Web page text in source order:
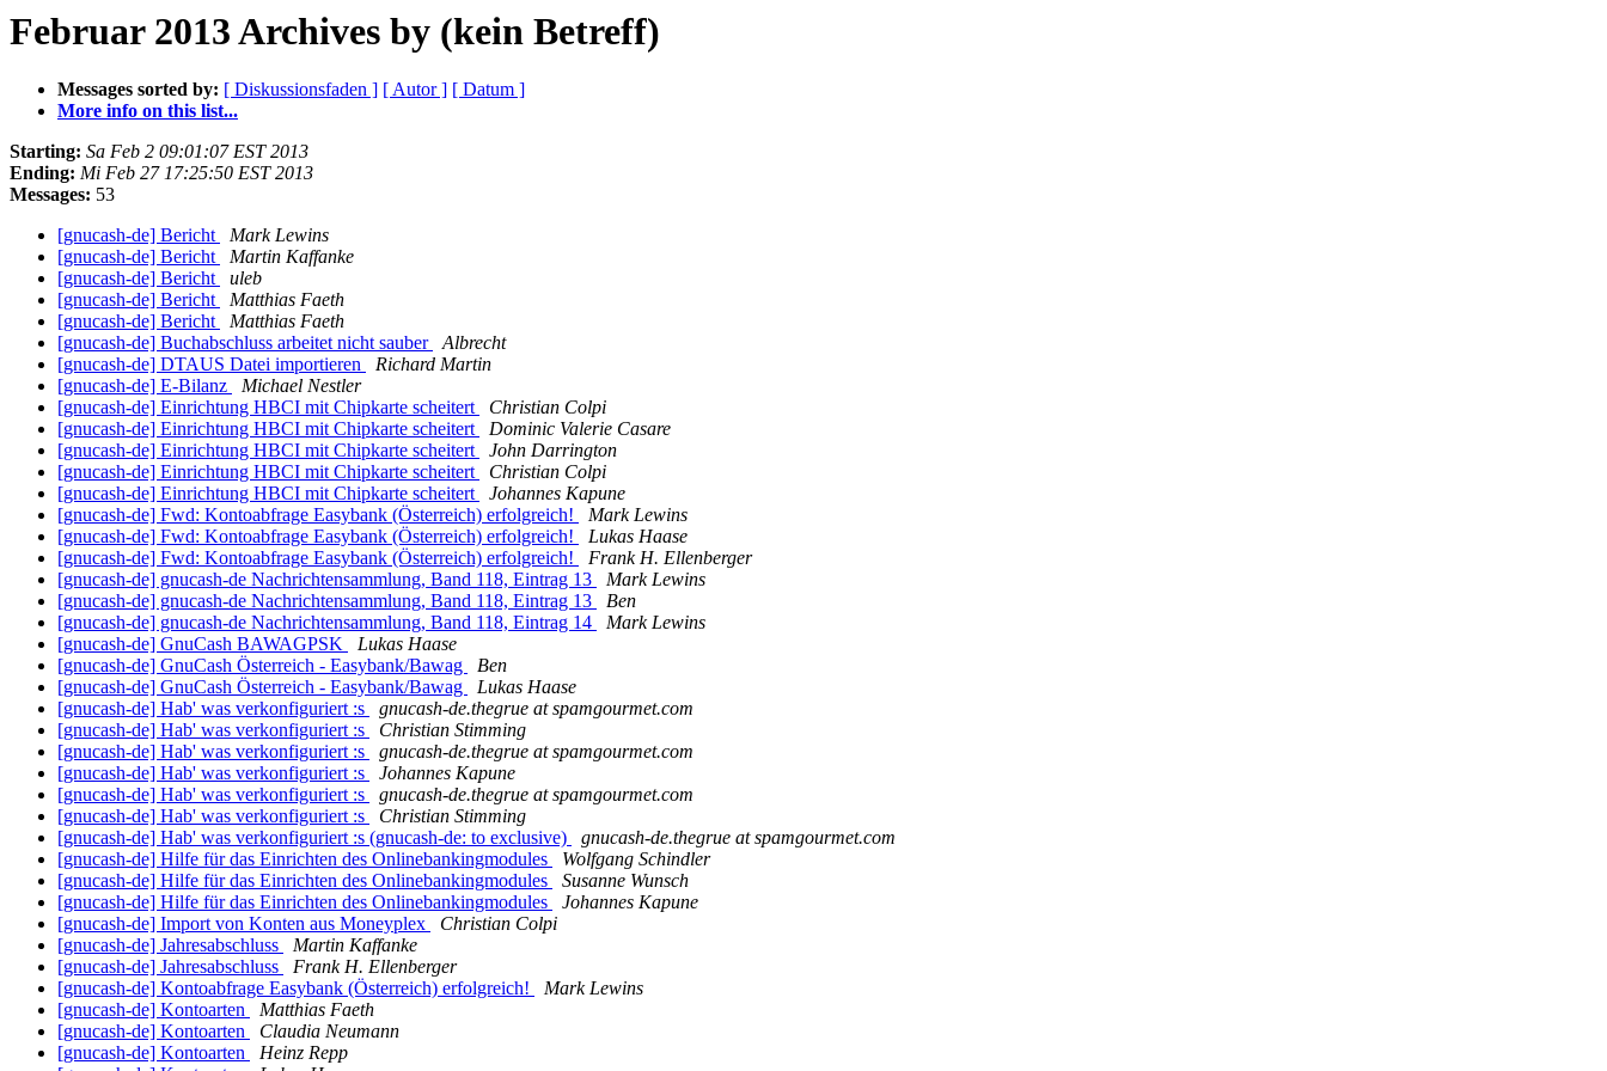
Februar 2013 Archives by (kein Betreff)
Messages sorted by: [ Diskussionsfaden ] [ Autor ] [ Datum ]
More info on this list...
Starting: Sa Feb 2 09:01:07 EST 2013
Ending: Mi Feb 27 17:25:50 EST 2013
Messages: 53
[gnucash-de] Bericht
Mark Lewins
[gnucash-de] Bericht
Martin Kaffanke
[gnucash-de] Bericht
uleb
[gnucash-de] Bericht
Matthias Faeth
[gnucash-de] Bericht
Matthias Faeth
[gnucash-de] Buchabschluss arbeitet nicht sauber
Albrecht
[gnucash-de] DTAUS Datei importieren
Richard Martin
[gnucash-de] E-Bilanz
Michael Nestler
[gnucash-de] Einrichtung HBCI mit Chipkarte scheitert
Christian Colpi
[gnucash-de] Einrichtung HBCI mit Chipkarte scheitert
Dominic Valerie Casare
[gnucash-de] Einrichtung HBCI mit Chipkarte scheitert
John Darrington
[gnucash-de] Einrichtung HBCI mit Chipkarte scheitert
Christian Colpi
[gnucash-de] Einrichtung HBCI mit Chipkarte scheitert
Johannes Kapune
[gnucash-de] Fwd: Kontoabfrage Easybank (Österreich) erfolgreich!
Mark Lewins
[gnucash-de] Fwd: Kontoabfrage Easybank (Österreich) erfolgreich!
Lukas Haase
[gnucash-de] Fwd: Kontoabfrage Easybank (Österreich) erfolgreich!
Frank H. Ellenberger
[gnucash-de] gnucash-de Nachrichtensammlung, Band 118, Eintrag 13
Mark Lewins
[gnucash-de] gnucash-de Nachrichtensammlung, Band 118, Eintrag 13
Ben
[gnucash-de] gnucash-de Nachrichtensammlung, Band 118, Eintrag 14
Mark Lewins
[gnucash-de] GnuCash BAWAGPSK
Lukas Haase
[gnucash-de] GnuCash Österreich - Easybank/Bawag
Ben
[gnucash-de] GnuCash Österreich - Easybank/Bawag
Lukas Haase
[gnucash-de] Hab' was verkonfiguriert :s
gnucash-de.thegrue at spamgourmet.com
[gnucash-de] Hab' was verkonfiguriert :s
Christian Stimming
[gnucash-de] Hab' was verkonfiguriert :s
gnucash-de.thegrue at spamgourmet.com
[gnucash-de] Hab' was verkonfiguriert :s
Johannes Kapune
[gnucash-de] Hab' was verkonfiguriert :s
gnucash-de.thegrue at spamgourmet.com
[gnucash-de] Hab' was verkonfiguriert :s
Christian Stimming
[gnucash-de] Hab' was verkonfiguriert :s (gnucash-de: to exclusive)
gnucash-de.thegrue at spamgourmet.com
[gnucash-de] Hilfe für das Einrichten des Onlinebankingmodules
Wolfgang Schindler
[gnucash-de] Hilfe für das Einrichten des Onlinebankingmodules
Susanne Wunsch
[gnucash-de] Hilfe für das Einrichten des Onlinebankingmodules
Johannes Kapune
[gnucash-de] Import von Konten aus Moneyplex
Christian Colpi
[gnucash-de] Jahresabschluss
Martin Kaffanke
[gnucash-de] Jahresabschluss
Frank H. Ellenberger
[gnucash-de] Kontoabfrage Easybank (Österreich) erfolgreich!
Mark Lewins
[gnucash-de] Kontoarten
Matthias Faeth
[gnucash-de] Kontoarten
Claudia Neumann
[gnucash-de] Kontoarten
Heinz Repp